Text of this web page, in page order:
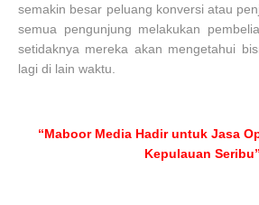
semakin besar peluang konversi atau
semua pengunjung melakukan
setidaknya mereka akan mengetahui
lagi di lain waktu.
“Maboor Media Hadir untuk Jasa
Kepulauan Seribu”